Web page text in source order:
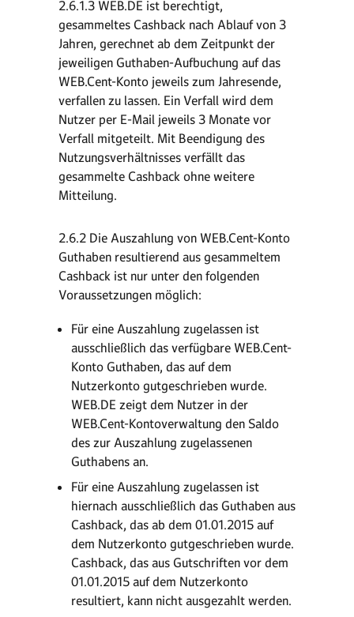
2.6.1.3 WEB.DE ist berechtigt,
gesammeltes Cashback nach Ablauf von 3
Jahren, gerechnet ab dem Zeitpunkt der
jeweiligen Guthaben-Aufbuchung auf das
WEB.Cent-Konto jeweils zum Jahresende,
verfallen zu lassen. Ein Verfall wird dem
Nutzer per E-Mail jeweils 3 Monate vor
Verfall mitgeteilt. Mit Beendigung des
Nutzungsverhältnisses verfällt das
gesammelte Cashback ohne weitere
Mitteilung.
2.6.2 Die Auszahlung von WEB.Cent-Konto
Guthaben resultierend aus gesammeltem
Cashback ist nur unter den folgenden
Voraussetzungen möglich:
Für eine Auszahlung zugelassen ist
ausschließlich das verfügbare WEB.Cent-
Konto Guthaben, das auf dem
Nutzerkonto gutgeschrieben wurde.
WEB.DE zeigt dem Nutzer in der
WEB.Cent-Kontoverwaltung den Saldo
des zur Auszahlung zugelassenen
Guthabens an.
Für eine Auszahlung zugelassen ist
hiernach ausschließlich das Guthaben aus
Cashback, das ab dem 01.01.2015 auf
dem Nutzerkonto gutgeschrieben wurde.
Cashback, das aus Gutschriften vor dem
01.01.2015 auf dem Nutzerkonto
resultiert, kann nicht ausgezahlt werden.